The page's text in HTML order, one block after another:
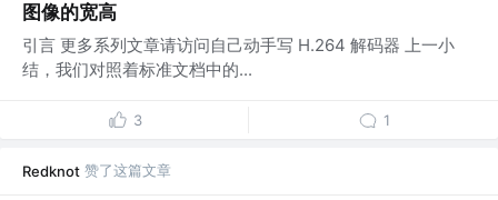
图像的宽高
引言 更多系列文章请访问自己动手写 H.264 解码器 上一小
结，我们对照着标准文档中的...
3 1
Redknot 赞了这篇文章